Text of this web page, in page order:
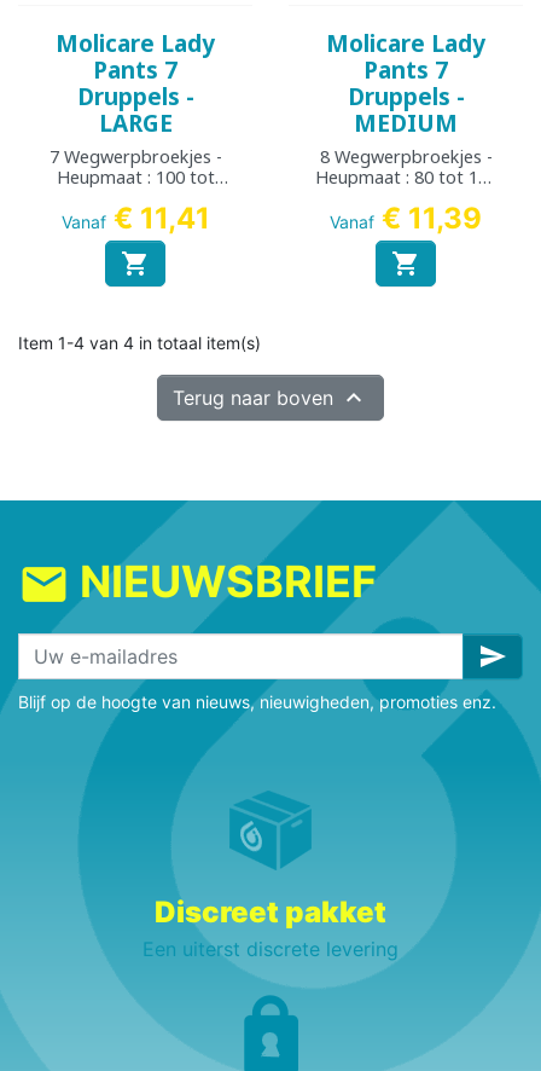
Molicare Lady
Pants 7
Druppels -
LARGE
7 Wegwerpbroekjes -
Heupmaat : 100 tot
Vanaf € 11,41

Molicare Lady
Pants 7
Druppels -
MEDIUM
8 Wegwerpbroekjes -
Heupmaat : 80 tot 120
Vanaf € 11,39

Item 1-4 van 4 in totaal item(s)
Terug naar boven 
mail NIEUWSBRIEF
send
Blijf op de hoogte van nieuws, nieuwigheden, promoties enz.
Discreet pakket
Een uiterst discrete levering